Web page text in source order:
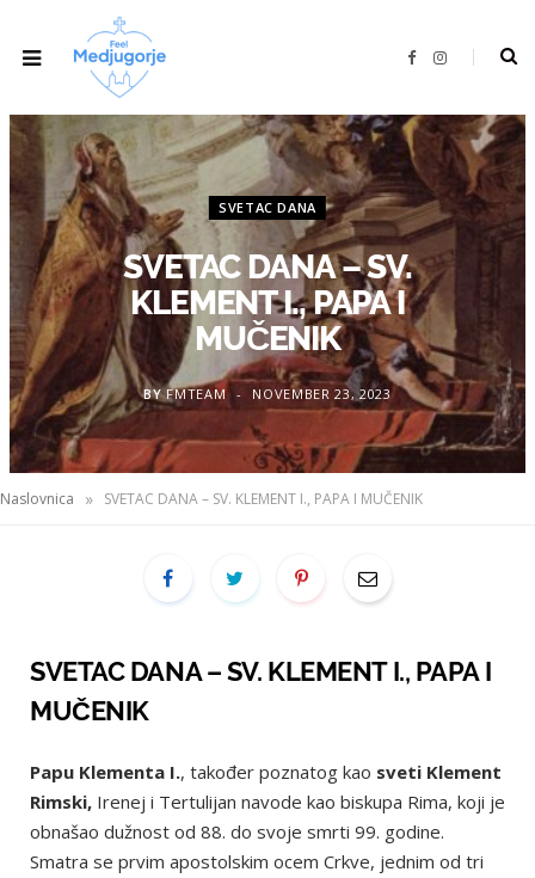
F
b
o
k
I
a
g
r
SVETAC DANA
SVETAC DANA – SV.
KLEMENT I., PAPA I
MUČENIK
BY FMTEAM NOVEMBER 23, 2023
Naslovnica » SVETAC DANA – SV. KLEMENT I., PAPA I MUČENIK
SVETAC DANA – SV. KLEMENT I., PAPA I
MUČENIK
Papu Klementa I., također poznatog kao sveti Klement
Rimski, Irenej i Tertulijan navode kao biskupa Rima, koji je
obnašao dužnost od 88. do svoje smrti 99. godine.
Smatra se prvim apostolskim ocem Crkve, jednim od tri